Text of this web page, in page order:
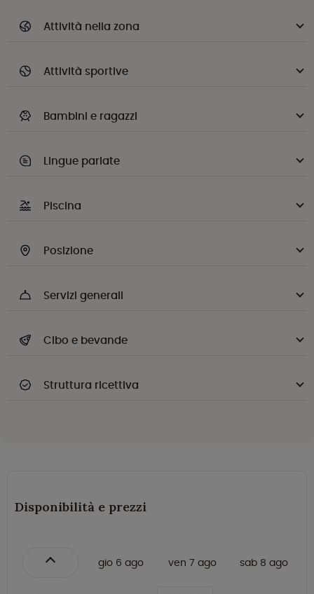
Attività nella zona
Attività sportive
Bambini e ragazzi
Lingue parlate
Piscina
Posizione
Servizi generali
Cibo e bevande
Struttura ricettiva
Disponibilità e prezzi
gio 6 ago ven 7 ago sab 8 ago